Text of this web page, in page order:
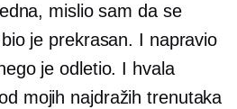
mislio sam da se
je prekrasan. I napravio
je odletio. I hvala
mojih najdražih trenutaka